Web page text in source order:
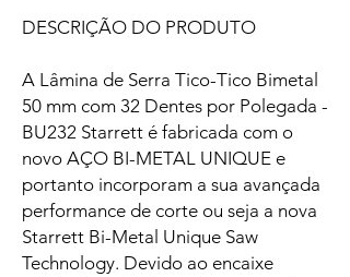
DESCRIÇÃO DO PRODUTO
A Lâmina de Serra Tico-Tico Bimetal
50 mm com 32 Dentes por Polegada -
BU232 Starrett é fabricada com o
novo AÇO BI-METAL UNIQUE e
portanto incorporam a sua avançada
performance de corte ou seja a nova
Starrett Bi-Metal Unique Saw
Technology. Devido ao encaixe